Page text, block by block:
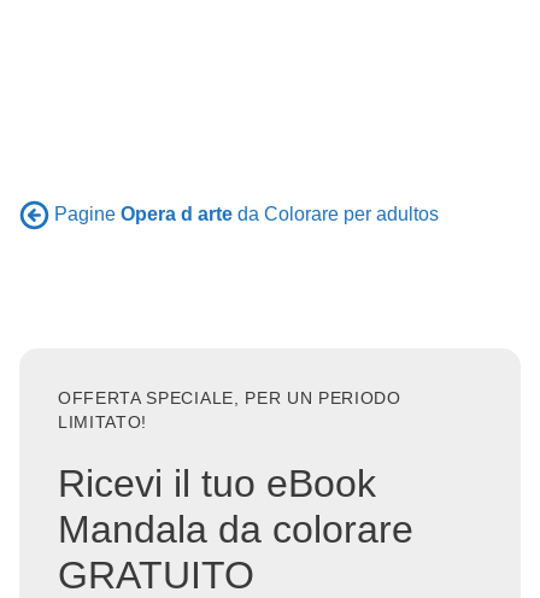
Pagine Opera d arte da Colorare per adultos
OFFERTA SPECIALE, PER UN PERIODO
LIMITATO!
Ricevi il tuo eBook
Mandala da colorare
GRATUITO